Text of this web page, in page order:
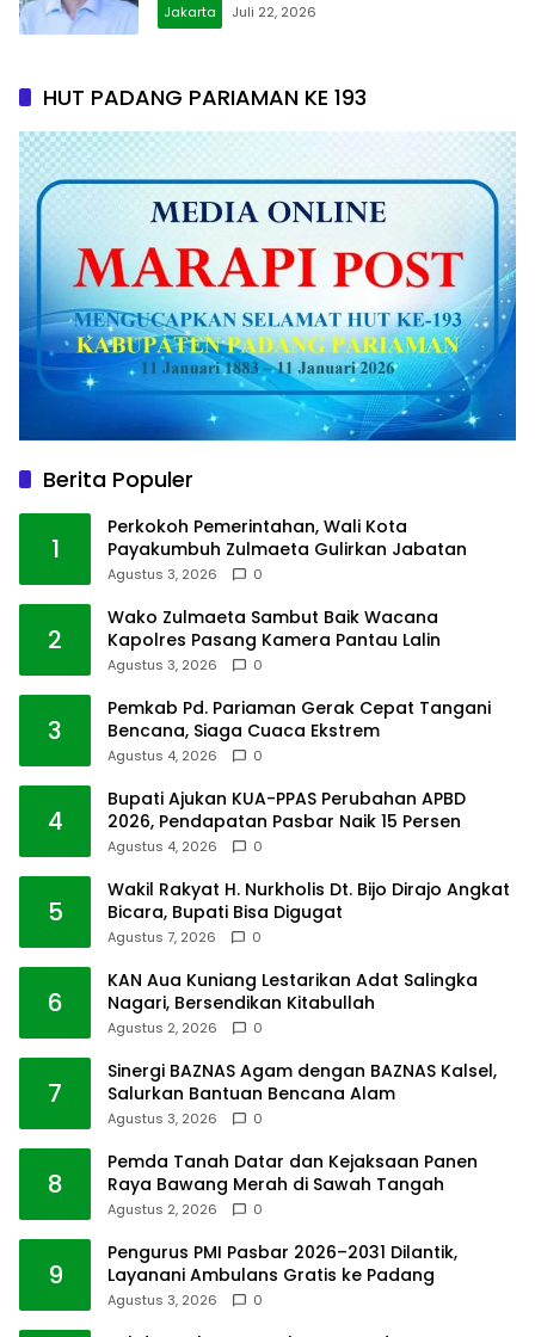
Jakarta Juli 22, 2026
HUT PADANG PARIAMAN KE 193
Berita Populer
1
Perkokoh Pemerintahan, Wali Kota
Payakumbuh Zulmaeta Gulirkan Jabatan
Agustus 3, 2026 0
2
Wako Zulmaeta Sambut Baik Wacana
Kapolres Pasang Kamera Pantau Lalin
Agustus 3, 2026 0
3
Pemkab Pd. Pariaman Gerak Cepat Tangani
Bencana, Siaga Cuaca Ekstrem
Agustus 4, 2026 0
4
Bupati Ajukan KUA-PPAS Perubahan APBD
2026, Pendapatan Pasbar Naik 15 Persen
Agustus 4, 2026 0
5
Wakil Rakyat H. Nurkholis Dt. Bijo Dirajo Angkat
Bicara, Bupati Bisa Digugat
Agustus 7, 2026 0
6
KAN Aua Kuniang Lestarikan Adat Salingka
Nagari, Bersendikan Kitabullah
Agustus 2, 2026 0
7
Sinergi BAZNAS Agam dengan BAZNAS Kalsel,
Salurkan Bantuan Bencana Alam
Agustus 3, 2026 0
8
Pemda Tanah Datar dan Kejaksaan Panen
Raya Bawang Merah di Sawah Tangah
Agustus 2, 2026 0
9
Pengurus PMI Pasbar 2026–2031 Dilantik,
Layanani Ambulans Gratis ke Padang
Agustus 3, 2026 0